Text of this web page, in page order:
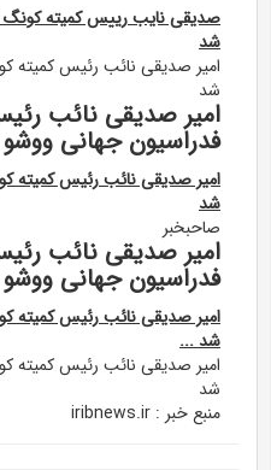
صدیقی نایب رییس کمیته کونگ
شد
امیر صدیقی نائب رئیس کمیته
شد
امیر صدیقی نائب
فدراسیون جهانی
امیر صدیقی نائب رئیس کمیته
شد
صاحبخبر
امیر صدیقی نائب
فدراسیون جهانی
امیر صدیقی نائب رئیس کمیته
شد ...
امیر صدیقی نائب رئیس کمیته
شد
منبع خبر : iribnews.ir